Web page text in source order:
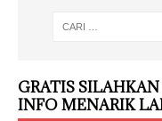
GRATIS
INFO MENARIK